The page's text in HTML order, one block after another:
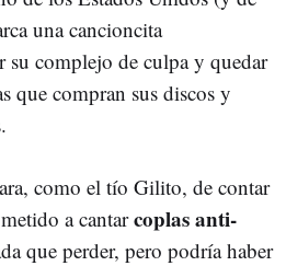
una cancioncita
su complejo de culpa y quedar
que compran sus discos y
como el tío Gilito, de contar
a cantarcoplas anti-
que perder, pero podría haber